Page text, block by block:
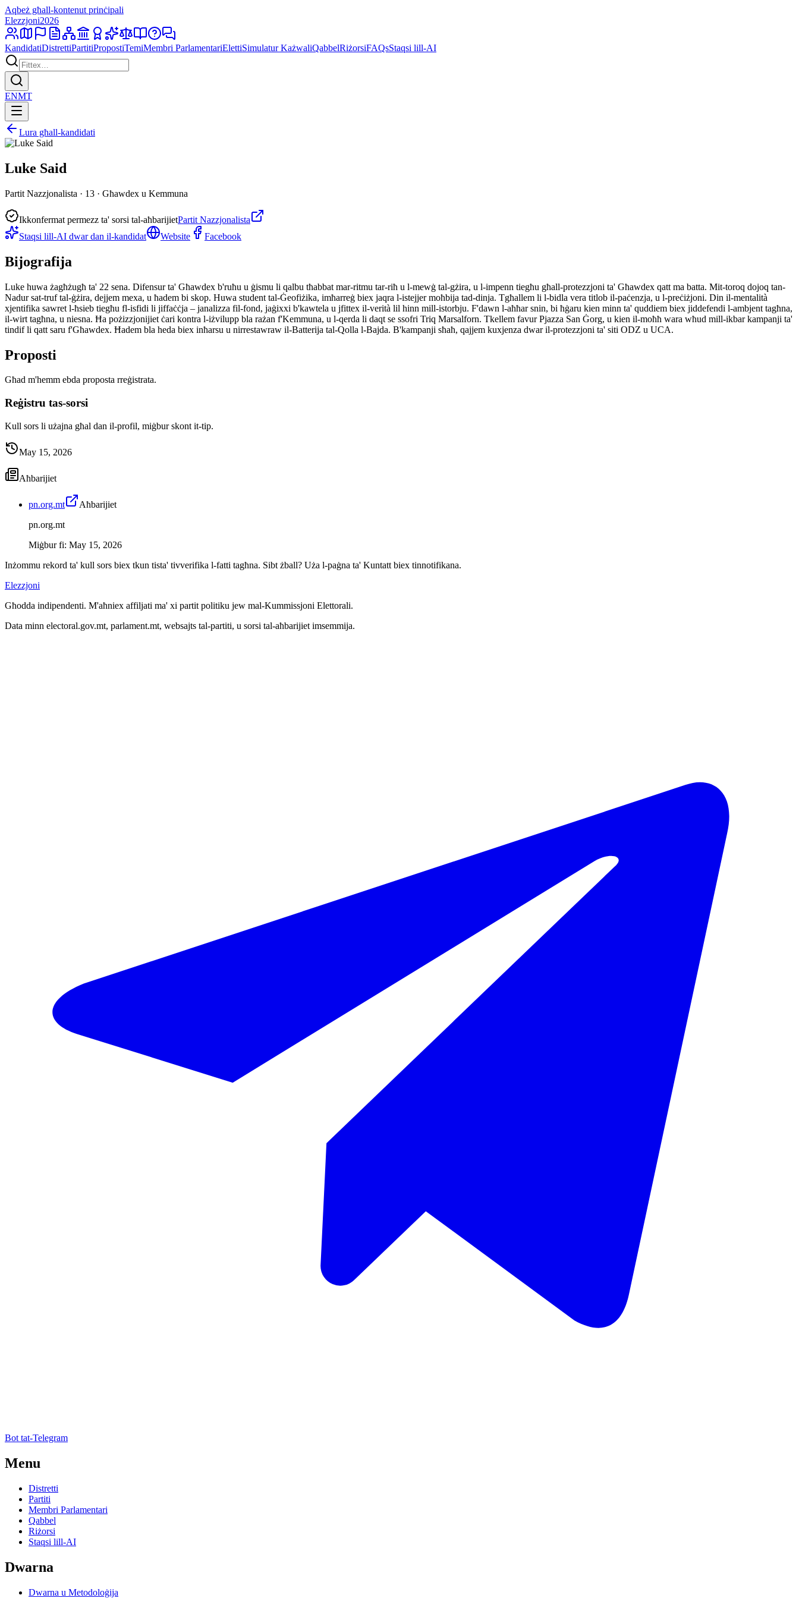
Aqbeż għall-kontenut prinċipali
Elezzjoni2026
KandidatiDistrettiPartitiPropostiTemiMembri ParlamentariElettiSimulatur KażwaliQabbelRiżorsiFAQsStaqsi lill-AI
ENMT
Lura għall-kandidati
Luke Said
Partit Nazzjonalista · 13 · Għawdex u Kemmuna
Ikkonfermat permezz ta' sorsi tal-aħbarijietPartit Nazzjonalista
Staqsi lill-AI dwar dan il-kandidat
Website Facebook
Bijografija
Luke huwa żagħżugħ ta' 22 sena. Difensur ta' Għawdex b'ruħu u ġismu li qalbu tħabbat mar-ritmu tar-riħ u l-mewġ tal-gżira, u l-impenn tiegħu għall-protezzjoni ta' Għawdex qatt ma batta. Mit-toroq dojoq tan-
Nadur sat-truf tal-ġżira, dejjem mexa, u ħadem bi skop. Huwa student tal-Ġeofiżika, imħarreġ biex jaqra l-istejjer moħbija tad-dinja. Tgħallem li l-bidla vera titlob il-paċenzja, u l-preċiżjoni. Din il-mentalità
xjentifika sawret l-ħsieb tiegħu fl-isfidi li jiffaċċja – janalizza fil-fond, jaġixxi b'kawtela u jfittex il-verità lil hinn mill-istorbju. F'dawn l-aħħar snin, bi ħġaru kien minn ta' quddiem biex jiddefendi l-ambjent tagħna,
il-wirt tagħna, u niesna. Ħa pożizzjonijiet ċari kontra l-iżvilupp bla rażan f'Kemmuna, u l-qerda li daqt se ssofri Triq Marsalforn. Tkellem favur Pjazza San Ġorg, u kien il-moħħ wara wħud mill-ikbar kampanji ta'
tindif li qatt saru f'Għawdex. Ħadem bla heda biex inħarsu u nirrestawraw il-Batterija tal-Qolla l-Bajda. B'kampanji sħaħ, qajjem kuxjenza dwar il-protezzjoni ta' siti ODZ u UCA.
Proposti
Għad m'hemm ebda proposta rreġistrata.
Reġistru tas-sorsi
Kull sors li użajna għal dan il-profil, miġbur skont it-tip.
May 15, 2026
Aħbarijiet
pn.org.mt
Aħbarijiet
pn.org.mt
Miġbur fi: May 15, 2026
Inżommu rekord ta' kull sors biex tkun tista' tivverifika l-fatti tagħna. Sibt żball? Uża l-paġna ta' Kuntatt biex tinnotifikana.
Elezzjoni
Għodda indipendenti. M'aħniex affiljati ma' xi partit politiku jew mal-Kummissjoni Elettorali.
Data minn electoral.gov.mt, parlament.mt, websajts tal-partiti, u sorsi tal-aħbarijiet imsemmija.
Bot tat-Telegram
Menu
Distretti
Partiti
Membri Parlamentari
Qabbel
Riżorsi
Staqsi lill-AI
Dwarna
Dwarna u Metodoloġija